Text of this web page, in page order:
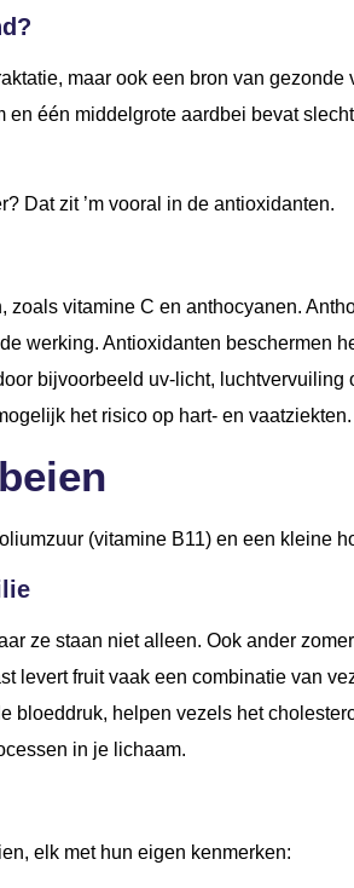
maar ook een bron van
één middelgrote aardbei bevat
Dat zit ’m vooral in de antioxidanten.
vitamine C en anthocyanen.
werking. Antioxidanten beschermen
bijvoorbeeld uv-licht, luchtvervuiling
het risico op hart- en vaatziekten.
(vitamine B11) en een kleine
ze staan niet alleen. Ook ander
levert fruit vaak een combinatie van
bloeddruk, helpen vezels het
in je lichaam.
elk met hun eigen kenmerken: